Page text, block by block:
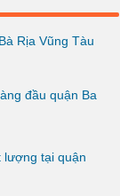
Rịa Vũng Tàu
đầu quận Ba
lượng tại quận